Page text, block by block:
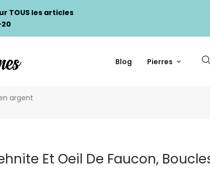
TOUS les articles
20
Blog Pierres
argent
Et Oeil De Faucon,